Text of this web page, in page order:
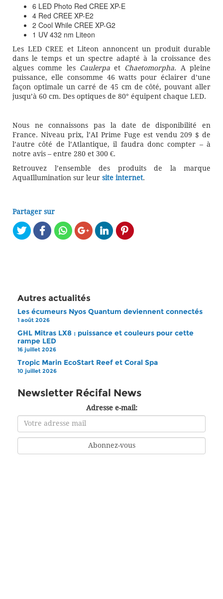
6 LED Photo Red CREE XP-E
4 Red CREE XP-E2
2 Cool While CREE XP-G2
1 UV 432 nm Liteon
Les LED CREE et Liteon annoncent un produit durable
dans le temps et un spectre adapté à la croissance des
algues comme les Caulerpaet Chaetomorpha. A pleine
puissance, elle consomme 46 watts pour éclairer d’une
façon optimale un carré de 45 cm de côté, pouvant aller
jusqu’à 60 cm. Des optiques de 80° équipent chaque LED.
Nous ne connaissons pas la date de disponibilité en
France. Niveau prix, l’AI Prime Fuge est vendu 209 $ de
l’autre côté de l’Atlantique, il faudra donc compter – à
notre avis – entre 280 et 300 €.
Retrouvez l’ensemble des produits de la marque
AquaIllumination sur leur site internet.
Partager sur
Autres actualités
Les écumeurs Nyos Quantum deviennent connectés
1 août 2026
GHL Mitras LX8 : puissance et couleurs pour cette
rampe LED
16 juillet 2026
Tropic Marin EcoStart Reef et Coral Spa
10 juillet 2026
Newsletter Récifal News
Adresse e-mail: